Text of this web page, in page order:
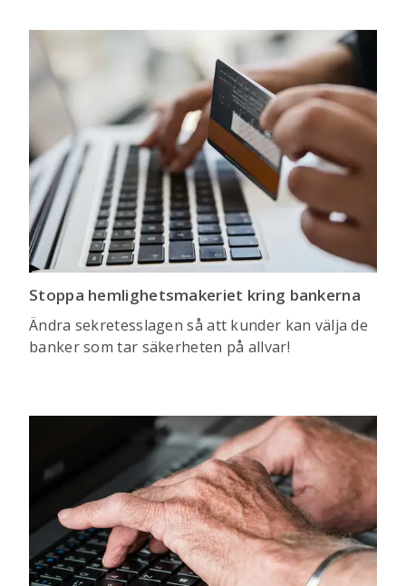
Stoppa hemlighetsmakeriet kring bankerna
Ändra sekretesslagen så att kunder kan välja de
banker som tar säkerheten på allvar!